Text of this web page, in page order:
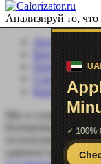
Анализируй то,
Личный
Помощь сайту
Соцсети
Карта сайта
Мы в социальных
Копирование,
использование
администрации